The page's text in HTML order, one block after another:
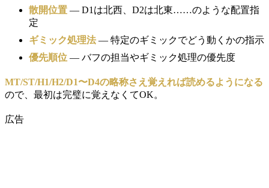
散開位置 — D1は北西、D2は北東……のような配置指
定
ギミック処理法 — 特定のギミックでどう動くかの指示
優先順位 — バフの担当やギミック処理の優先度
MT/ST/H1/H2/D1〜D4の略称さえ覚えれば読めるようになる
ので、最初は完璧に覚えなくてOK。
広告